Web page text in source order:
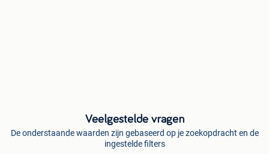
Veelgestelde vragen
De onderstaande waarden zijn gebaseerd op je zoekopdracht en de
ingestelde filters